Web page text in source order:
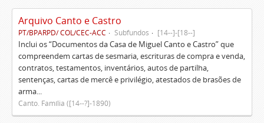
Arquivo Canto e Castro
PT/BPARPD/ COL/CEC-ACC Subfundos [14--]-[18--]
Inclui os “Documentos da Casa de Miguel Canto e Castro” que
compreendem cartas de sesmaria, escrituras de compra e venda,
contratos, testamentos, inventários, autos de partilha,
sentenças, cartas de mercê e privilégio, atestados de brasões de
arma...
Canto. Família ([14--?]-1890)